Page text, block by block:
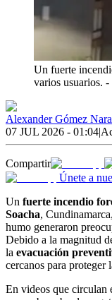
Un fuerte
varios usuarios. -
Alexander Gómez
07 JUL 2026 - 01:04|
Compartir
Únete a
Un fuerte incendio
Soacha,
humo generaron
Debido a la magnitud
la evacuación
cercanos para proteger
En videos que circulan